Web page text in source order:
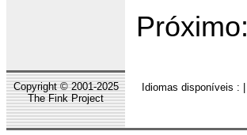
Próximo:
Copyright © 2001-2025
The Fink Project
Idiomas disponíveis : |